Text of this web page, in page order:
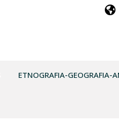
ETNOGRAFIA-GEOGRAFIA-